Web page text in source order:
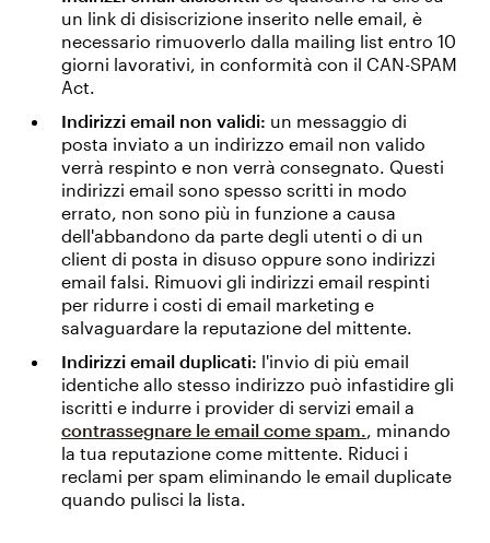
un link di disiscrizione inserito nelle email, è
necessario rimuoverlo dalla mailing list entro 10
giorni lavorativi, in conformità con il CAN-SPAM
Act.
Indirizzi email non validi: un messaggio di
posta inviato a un indirizzo email non valido
verrà respinto e non verrà consegnato. Questi
indirizzi email sono spesso scritti in modo
errato, non sono più in funzione a causa
dell'abbandono da parte degli utenti o di un
client di posta in disuso oppure sono indirizzi
email falsi. Rimuovi gli indirizzi email respinti
per ridurre i costi di email marketing e
salvaguardare la reputazione del mittente.
Indirizzi email duplicati: l'invio di più email
identiche allo stesso indirizzo può infastidire gli
iscritti e indurre i provider di servizi email a
contrassegnare le email come spam., minando
la tua reputazione come mittente. Riduci i
reclami per spam eliminando le email duplicate
quando pulisci la lista.